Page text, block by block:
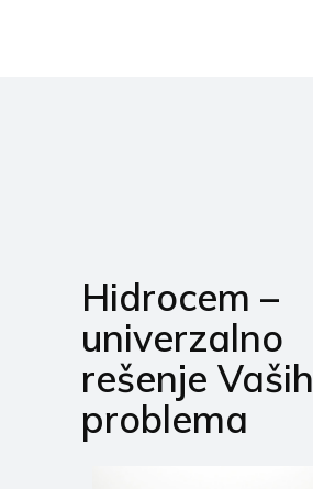
Hidrocem –
univerzalno
rešenje Vaših
problema